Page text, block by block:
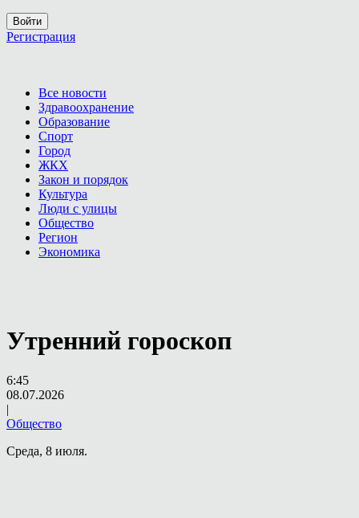
Войти
Регистрация
Все новости
Здравоохранение
Образование
Спорт
Город
ЖКХ
Закон и порядок
Культура
Люди с улицы
Общество
Регион
Экономика
Утренний гороскоп
6:45
08.07.2026
|
Общество
Среда, 8 июля.